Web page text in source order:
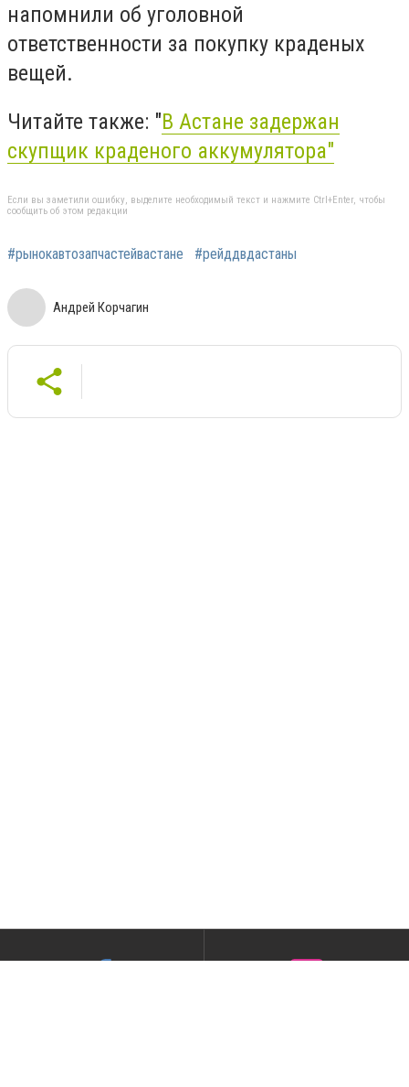
напомнили об уголовной
ответственности за покупку краденых
вещей.
Читайте также: "В Астане задержан
скупщик краденого аккумулятора"
Если вы заметили ошибку, выделите необходимый текст и нажмите Ctrl+Enter, чтобы
сообщить об этом редакции
#рынокавтозапчастейвастане #рейддвдастаны
Андрей Корчагин